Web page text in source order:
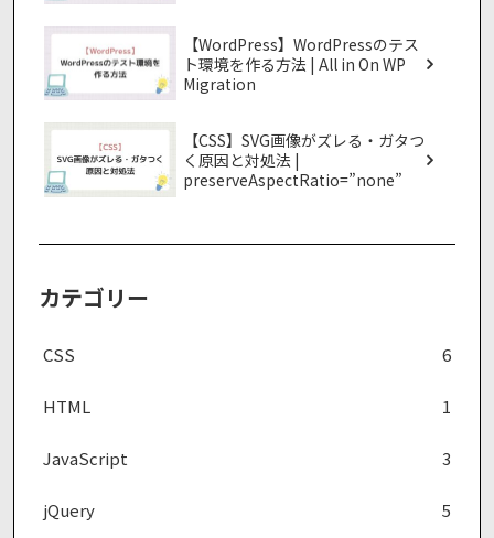
【WordPress】WordPressのテス
ト環境を作る方法 | All in On WP
Migration
【CSS】SVG画像がズレる・ガタつ
く原因と対処法 |
preserveAspectRatio=”none”
カテゴリー
CSS 6
HTML 1
JavaScript 3
jQuery 5